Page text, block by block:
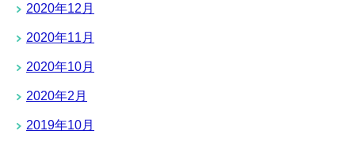
2020年12月
2020年11月
2020年10月
2020年2月
2019年10月